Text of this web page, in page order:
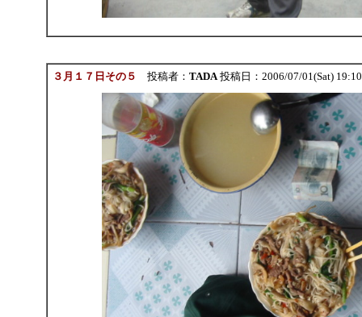
３月１７日その５ 投稿者： TADA投稿日：2006/07/01(Sat)